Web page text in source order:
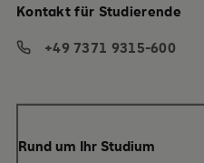
Rund um Ihr Studium
Kontakt für Studierende
+49 7371 9315-600